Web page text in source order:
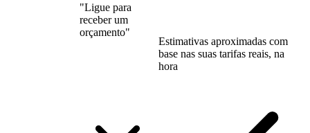
"Ligue para
receber um
orçamento"
Estimativas aproximadas com
base nas suas tarifas reais, na
hora